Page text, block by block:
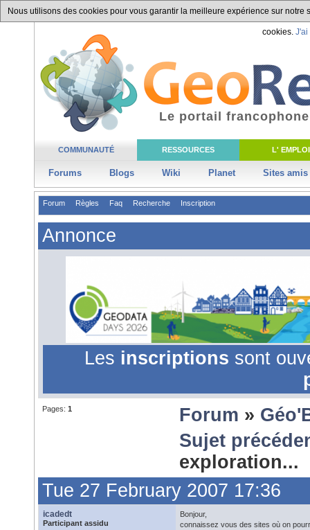
Nous utilisons des cookies pour vous garantir la meilleure expérience sur
cookies. J'ai
COMMUNAUTÉ RESSOURCES L' EMPLOI
Forums Blogs Wiki Planet Sites amis
Le portail
Forum Règles Faq Recherche Inscription
Annonce
Les inscriptions sont
Pages: 1 Forum »
Sujet
Tue 27 February 2007 17:36
icadedt
Participant assidu
Bonjour,
connaissez vous des sites où on